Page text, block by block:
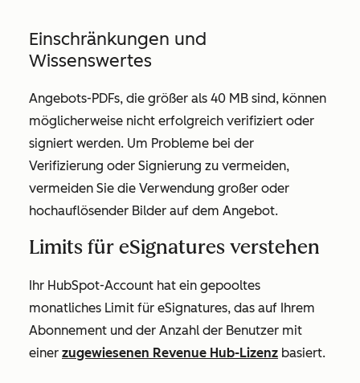
Einschränkungen und
Wissenswertes
Angebots-PDFs, die größer als 40 MB sind, können
möglicherweise nicht erfolgreich verifiziert oder
signiert werden. Um Probleme bei der
Verifizierung oder Signierung zu vermeiden,
vermeiden Sie die Verwendung großer oder
hochauflösender Bilder auf dem Angebot.
Limits für eSignatures verstehen
Ihr HubSpot-Account hat ein gepooltes
monatliches Limit für eSignatures, das auf Ihrem
Abonnement und der Anzahl der Benutzer mit
einer zugewiesenen Revenue Hub-Lizenz basiert.